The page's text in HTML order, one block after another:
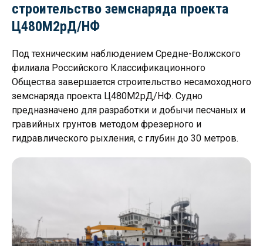
строительство земснаряда проекта
Ц480М2рД/НФ
Под техническим наблюдением Средне-Волжского
филиала Российского Классификационного
Общества завершается строительство несамоходного
земснаряда проекта Ц480М2рД/НФ. Судно
предназначено для разработки и добычи песчаных и
гравийных грунтов методом фрезерного и
гидравлического рыхления, с глубин до 30 метров.